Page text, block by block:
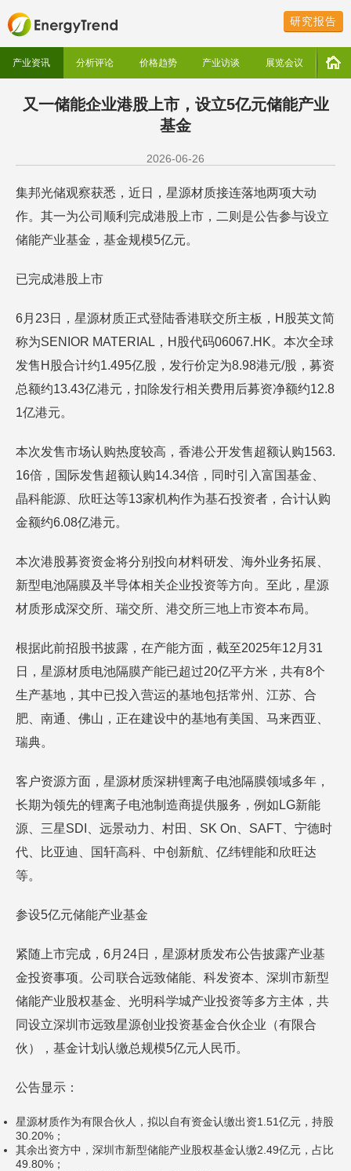
研究报告
产业资讯 分析评论 价格趋势 产业访谈 展览会议
又一储能企业港股上市，设立5亿元储能产业
基金
2026-06-26
集邦光储观察获悉，近日，星源材质接连落地两项大动
作。其一为公司顺利完成港股上市，二则是公告参与设立
储能产业基金，基金规模5亿元。
已完成港股上市
6月23日，星源材质正式登陆香港联交所主板，H股英文简
称为SENIOR MATERIAL，H股代码06067.HK。本次全球
发售H股合计约1.495亿股，发行价定为8.98港元/股，募资
总额约13.43亿港元，扣除发行相关费用后募资净额约12.8
1亿港元。
本次发售市场认购热度较高，香港公开发售超额认购1563.
16倍，国际发售超额认购14.34倍，同时引入富国基金、
晶科能源、欣旺达等13家机构作为基石投资者，合计认购
金额约6.08亿港元。
本次港股募资资金将分别投向材料研发、海外业务拓展、
新型电池隔膜及半导体相关企业投资等方向。至此，星源
材质形成深交所、瑞交所、港交所三地上市资本布局。
根据此前招股书披露，在产能方面，截至2025年12月31
日，星源材质电池隔膜产能已超过20亿平方米，共有8个
生产基地，其中已投入营运的基地包括常州、江苏、合
肥、南通、佛山，正在建设中的基地有美国、马来西亚、
瑞典。
客户资源方面，星源材质深耕锂离子电池隔膜领域多年，
长期为领先的锂离子电池制造商提供服务，例如LG新能
源、三星SDI、远景动力、村田、SK On、SAFT、宁德时
代、比亚迪、国轩高科、中创新航、亿纬锂能和欣旺达
等。
参设5亿元储能产业基金
紧随上市完成，6月24日，星源材质发布公告披露产业基
金投资事项。公司联合远致储能、科发资本、深圳市新型
储能产业股权基金、光明科学城产业投资等多方主体，共
同设立深圳市远致星源创业投资基金合伙企业（有限合
伙），基金计划认缴总规模5亿元人民币。
公告显示：
星源材质作为有限合伙人，拟以自有资金认缴出资1.51亿元，持股
30.20%；
其余出资方中，深圳市新型储能产业股权基金认缴2.49亿元，占比
49.80%；